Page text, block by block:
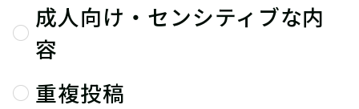
成人向け・センシティブな内
容
重複投稿